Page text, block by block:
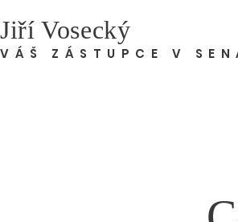
Jiří Vosecký
VÁŠ ZÁSTUPCE V